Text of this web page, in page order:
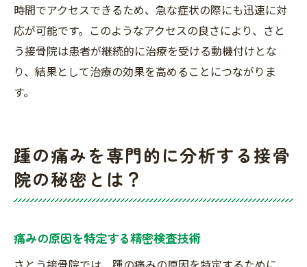
時間でアクセスできるため、急な症状の際にも迅速に対
応が可能です。このようなアクセスの良さにより、さと
う接骨院は患者が継続的に治療を受ける動機付けとな
り、結果として治療の効果を高めることにつながりま
す。
踵の痛みを専門的に分析する接骨
院の秘密とは？
痛みの原因を特定する精密検査技術